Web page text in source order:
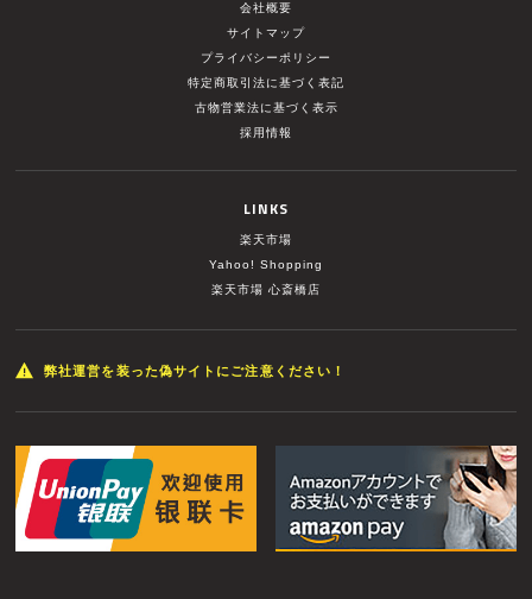
会社概要
サイトマップ
プライバシーポリシー
特定商取引法に基づく表記
古物営業法に基づく表示
採用情報
LINKS
楽天市場
Yahoo! Shopping
楽天市場 心斎橋店
弊社運営を装った偽サイトにご注意ください！